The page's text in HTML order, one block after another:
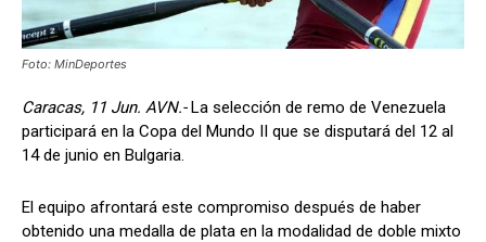
Foto: MinDeportes
Caracas, 11 Jun. AVN.-La selección de remo de Venezuela
participará en la Copa del Mundo II que se disputará del 12 al
14 de junio en Bulgaria.
El equipo afrontará este compromiso después de haber
obtenido una medalla de plata en la modalidad de doble mixto